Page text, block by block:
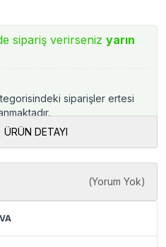
sipariş verirseniz yarın
siparişler ertesi
ÜRÜN DETAYI
(Yorum Yok)